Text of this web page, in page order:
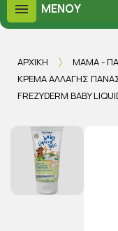
ΜΕΝΟΎ
ΑΡΧΙΚΉ ΜΑΜΆ -
ΚΡΈΜΑ ΑΛΛΑΓΉΣ
FREZYDERM BABY